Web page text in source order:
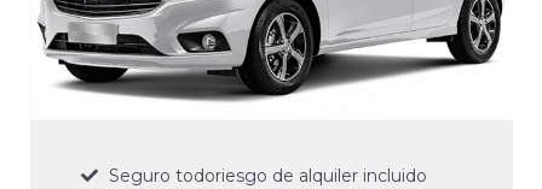
Seguro todoriesgo de alquiler incluido